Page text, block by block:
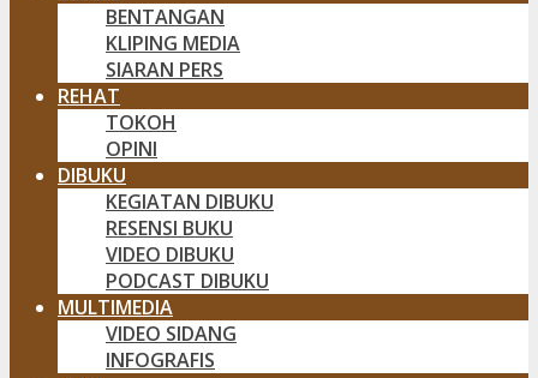
BENTANGAN
KLIPING MEDIA
SIARAN PERS
REHAT
TOKOH
OPINI
DIBUKU
KEGIATAN DIBUKU
RESENSI BUKU
VIDEO DIBUKU
PODCAST DIBUKU
MULTIMEDIA
VIDEO SIDANG
INFOGRAFIS